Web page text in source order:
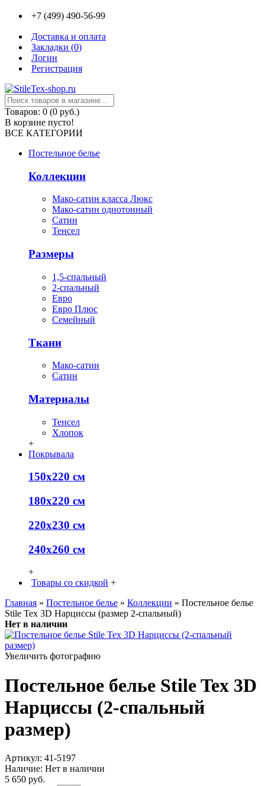
+7 (499) 490-56-99
Доставка и оплата
Закладки (0)
Логин
Регистрация
Товаров: 0 (0 руб.)
В корзине пусто!
ВСЕ КАТЕГОРИИ
Постельное белье
Коллекции
Мако-сатин класса Люкс
Мако-сатин однотонный
Сатин
Тенсел
Размеры
1,5-спальный
2-спальный
Евро
Евро Плюс
Семейный
Ткани
Мако-сатин
Сатин
Материалы
Тенсел
Хлопок
+
Покрывала
150х220 см
180х220 см
220х230 см
240х260 см
+
Товары со скидкой +
Главная » Постельное белье » Коллекции » Постельное белье
Stile Tex 3D Нарциссы (размер 2-спальный)
Нет в наличии
Увеличить фотографию
Постельное белье Stile Tex 3D
Нарциссы (2-спальный
размер)
Артикул: 41-5197
Наличие: Нет в наличии
5 650 руб.